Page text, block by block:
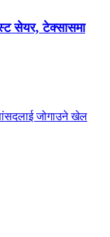
सेयर, टेक्सासमा